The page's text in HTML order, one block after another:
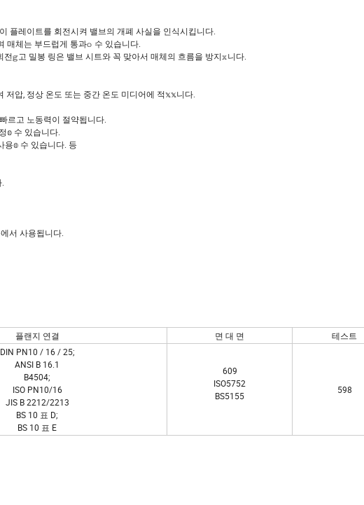
플레이트를 회전시켜 밸브의 개폐 사실을 인식시킵니다.
매체는 부드럽게 통과𝕠 수 있습니다.
𝕘고 밀봉 링은 밸브 시트와 꼭 맞아서 매체의 흐름을 방지𝕩니다.
압, 정상 온도 또는 중간 온도 미디어에 적𝕩𝕩니다.
르고 노동력이 절약됩니다.
𝕠 수 있습니다.
용𝕠 수 있습니다. 등
서 사용됩니다.
플랜지 연결 면 대 면 테스트
DIN PN10 / 16 / 25;
ANSI B 16.1
B4504;
ISO PN10/16
JIS B 2212/2213
BS 10 표 D;
BS 10 표 E
609
ISO5752
BS5155
598